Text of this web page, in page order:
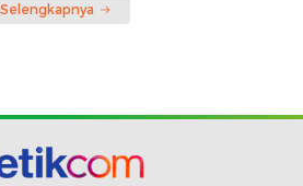
Selengkapnya